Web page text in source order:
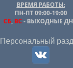
ВРЕМЯ РАБОТЫ:
ПН-ПТ 09:00-19:00
СБ, ВС - ВЫХОДНЫЕ
Персональный